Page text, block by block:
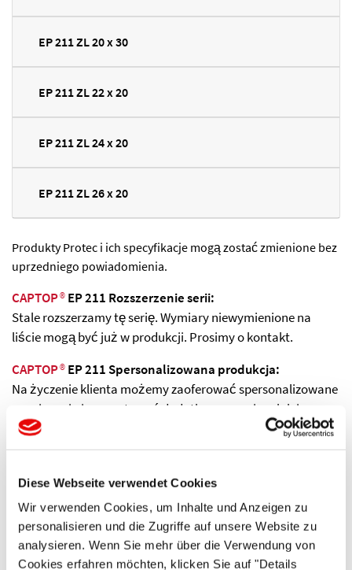
Diese Webseite verwendet Cookies
Wir verwenden Cookies, um Inhalte und Anzeigen zu
personalisieren und die Zugriffe auf unsere Website zu
analysieren. Wenn Sie mehr über die Verwendung von
Cookies erfahren möchten, klicken Sie auf "Details
EP 211 ZL 20 x 30
EP 211 ZL 22 x 20
EP 211 ZL 24 x 20
EP 211 ZL 26 x 20
Produkty Protec i ich specyfikacje mogą zostać zmienione bez
uprzedniego powiadomienia.
CAPTOP®EP 211 Rozszerzenie serii:
Stale rozszerzamy tę serię. Wymiary niewymienione na
liście mogą być już w produkcji. Prosimy o kontakt.
CAPTOP®EP 211 Spersonalizowana produkcja:
Na życzenie klienta możemy zaoferować spersonalizowane
rozwiązania i przygotować dodatkowe wymiary lub inne
kolory naszych standardowych serii produktów.
Zamówienia, które otrzymamy przed południem, mogą
zostać wysłane tego samego dnia, korzystając ze
standardowej lub, w razie potrzeby, szybszej usługi.